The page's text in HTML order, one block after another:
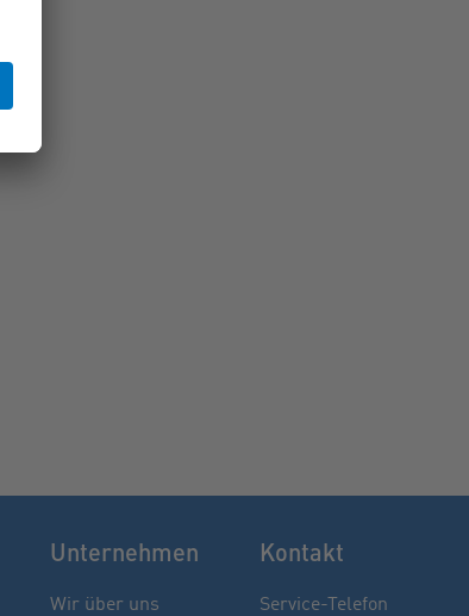
Unternehmen
Wir über uns
Kontakt
Service-Telefon